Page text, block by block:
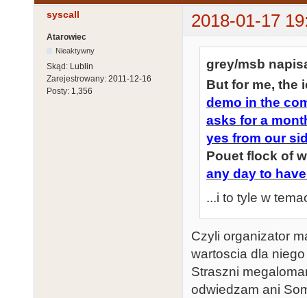
syscall 2018-01-17
Atarowiec
Nieaktywny
Skąd: Lublin
Zarejestrowany: 2011-12-16
Posty: 1,356
grey/msb
But for me, the
demo in the
asks for a
yes from our
Pouet flock of
any day to
...i to tyle w
Czyli organizator
wartoscia dla
Straszni
odwiedzam ani